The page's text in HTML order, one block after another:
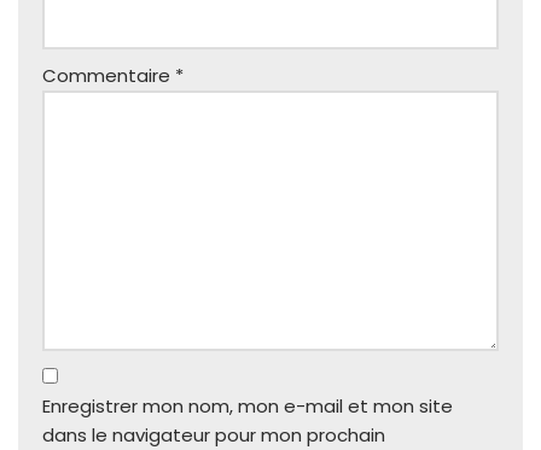
Commentaire *
Enregistrer mon nom, mon e-mail et mon site
dans le navigateur pour mon prochain